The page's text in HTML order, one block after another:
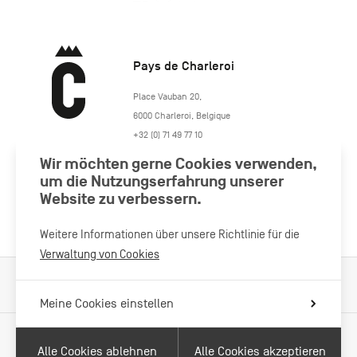
Pays de Charleroi
https://www.paysdecharleroi.be/
Place Vauban 20,
6000 Charleroi, Belgique
+32 (0) 71 49 77 10
Besuchen Sie uns
Mit Unterstützung von
Wir möchten gerne Cookies verwenden,
um die Nutzungserfahrung unserer
Website zu verbessern.
Weitere Informationen über unsere Richtlinie für die
Verwaltung von Cookies
Meine Cookies einstellen
Alle Cookies ablehnen Alle Cookies akzeptieren